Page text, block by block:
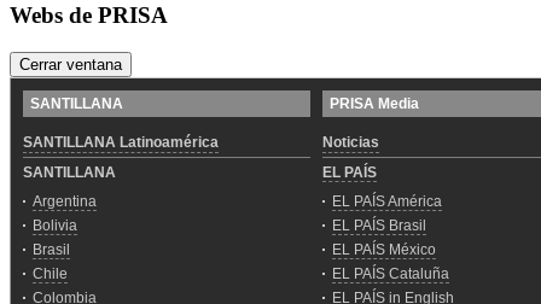
Webs de PRISA
Cerrar ventana